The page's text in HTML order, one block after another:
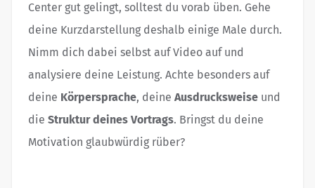
Center gut gelingt, solltest du vorab üben. Gehe
deine Kurzdarstellung deshalb einige Male durch.
Nimm dich dabei selbst auf Video auf und
analysiere deine Leistung. Achte besonders auf
deine Körpersprache, deine Ausdrucksweise und
die Struktur deines Vortrags. Bringst du deine
Motivation glaubwürdig rüber?